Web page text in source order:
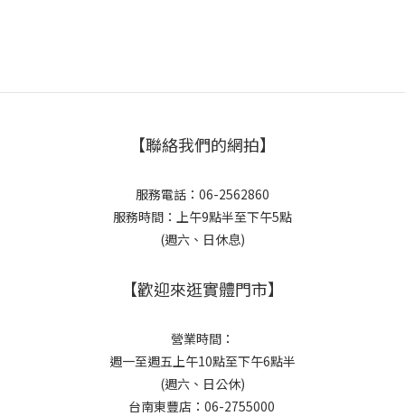
【聯絡我們的網拍】
服務電話：06-2562860
服務時間：上午9點半至下午5點
(週六、日休息)
【歡迎來逛實體門市】
營業時間：
週一至週五上午10點至下午6點半
(週六、日公休)
台南東豐店：06-2755000